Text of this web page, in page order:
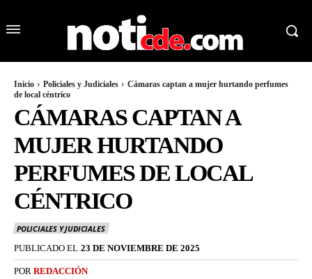
Inicio Policiales y Judiciales
Cámaras captan a mujer hurtando perfumes
de local céntrico
CÁMARAS CAPTAN A
MUJER HURTANDO
PERFUMES DE LOCAL
CÉNTRICO
POLICIALES Y JUDICIALES
PUBLICADO EL 23 DE NOVIEMBRE DE 2025
POR REDACCIÓN